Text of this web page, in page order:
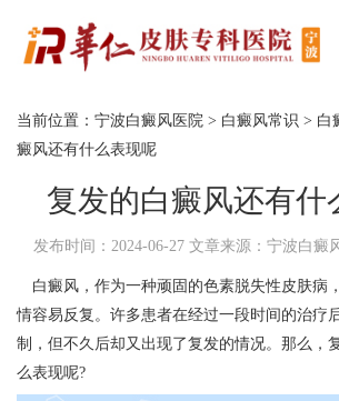
当前位置： 宁波白癜风医院 > 白癜风常识 > 白
癜风还有什么表现呢
复发的白癜风还有什
发布时间：2024-06-27 文章来源：宁波白癜
白癜风，作为一种顽固的色素脱失性皮肤病
情容易反复。许多患者在经过一段时间的治疗
制，但不久后却又出现了复发的情况。那么，
么表现呢?